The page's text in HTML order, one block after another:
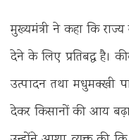
मुख्यमंत्री ने कहा कि
देने के लिए प्रतिबद्ध है।
उत्पादन तथा मधुमक्खी
देकर किसानों की आय